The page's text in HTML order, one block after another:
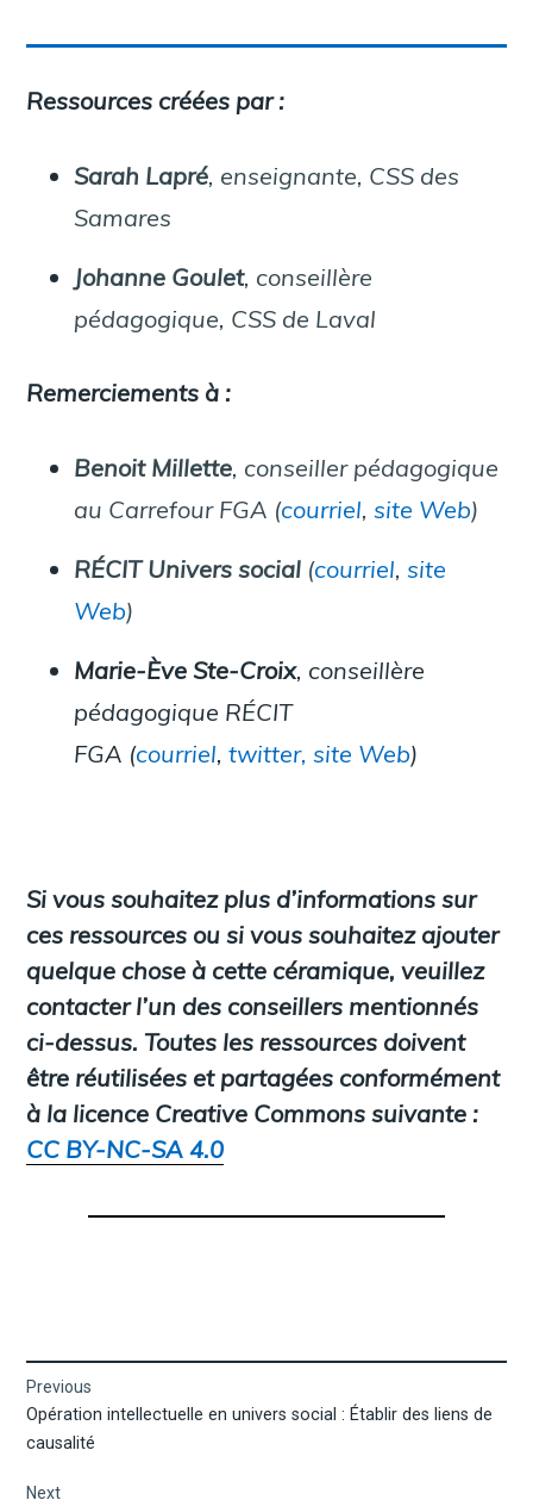
Ressources créées par :
Sarah Lapré, enseignante, CSS des
Samares
Johanne Goulet, conseillère
pédagogique, CSS de Laval
Remerciements à :
Benoit Millette, conseiller pédagogique
au Carrefour FGA (courriel,site Web)
RÉCIT Univers social (courriel,site
Web)
Marie-Ève Ste-Croix, conseillère
pédagogique RÉCIT
FGA (courriel,twitter, site Web)
Si vous souhaitez plus d’informations sur
ces ressources ou si vous souhaitez ajouter
quelque chose à cette céramique, veuillez
contacter l’un des conseillers mentionnés
ci-dessus. Toutes les ressources doivent
être réutilisées et partagées conformément
à la licence Creative Commons suivante :
CC BY-NC-SA 4.0
Navigation
de
Previous
Previous
post:
Opération intellectuelle en univers social : Établir des liens de
causalité
Next